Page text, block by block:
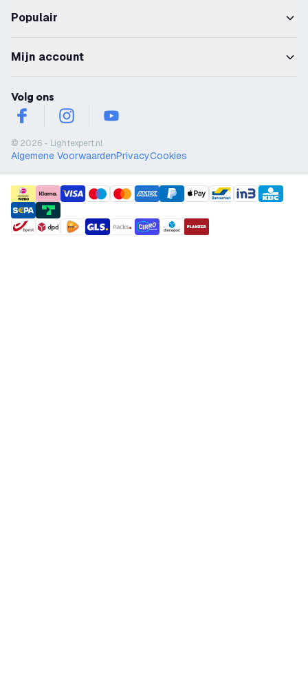
Populair
Mijn account
Volg ons
facebookinstagramyoutube
© 2026 - Lightexpert.nl
Algemene VoorwaardenPrivacyCookies
payment methods
shipment methods